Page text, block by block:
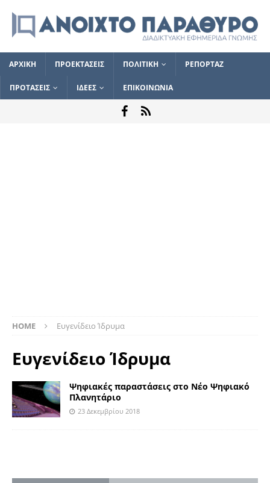
ΑΡΧΙΚΗ ΠΡΟΕΚΤΑΣΕΙΣ ΠΟΛΙΤΙΚΗ ΡΕΠΟΡΤΑΖ
ΠΡΟΤΑΣΕΙΣ ΙΔΕΕΣ ΕΠΙΚΟΙΝΩΝΙΑ
HOME Ευγενίδειο Ίδρυμα
Ευγενίδειο Ίδρυμα
Ψηφιακές παραστάσεις στο Νέο Ψηφιακό
Πλανητάριο
23 Δεκεμβρίου 2018